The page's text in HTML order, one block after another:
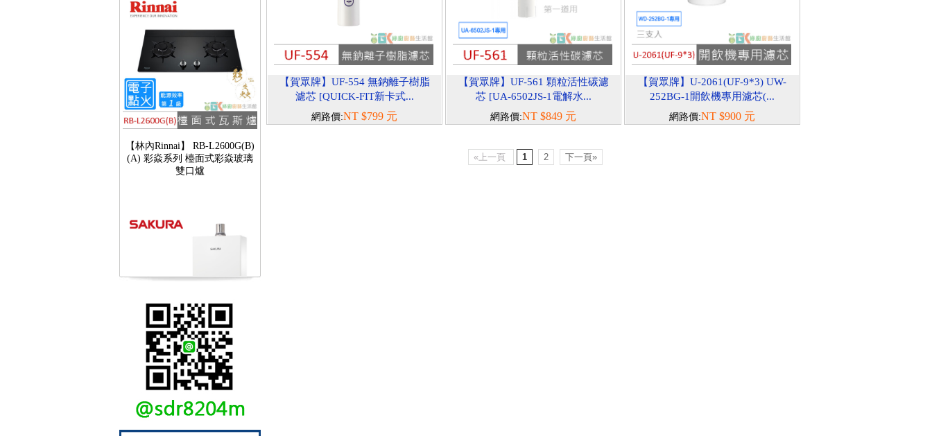
【林內Rinnai】 RB-L2600G(B)
雙口爐
【櫻花SAKURA】 DH-1605A
16公升/分 數位恆溫 LCD溫度設
定 分段火排
【賀眾牌】UF-554 無鈉離子樹脂
濾芯 [QUICK-FIT新卡式...
網路價:NT $799 元
【賀眾牌】UF-561 顆粒活性碳濾
芯 [UA-6502JS-1電解水...
網路價:NT $849 元
【賀眾牌】U-2061(UF-9*3) UW-
252BG-1開飲機專用濾芯(...
網路價:NT $900 元
«上一頁 1 2 下一頁»